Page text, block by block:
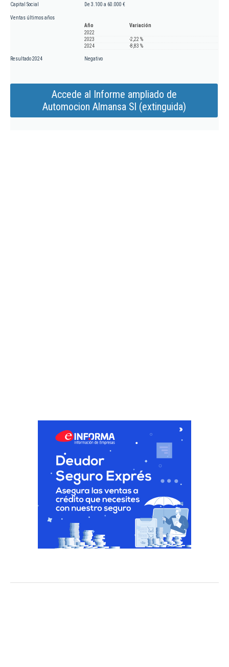
Capital Social De 3.100 a 60.000 €
Ventas últimos años
Año
Variación
2022
2023
-2,22 %
2024
-8,83 %
Resultado 2024 Negativo
Accede al Informe ampliado de
Automocion Almansa Sl (extinguida)